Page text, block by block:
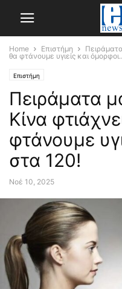
Home Επιστήμη
θα φτάνουμε υγιείς και
Επιστήμη
Πειράματα
Κίνα
φτάνουμε
στα 120!
Νοέ 10, 2025